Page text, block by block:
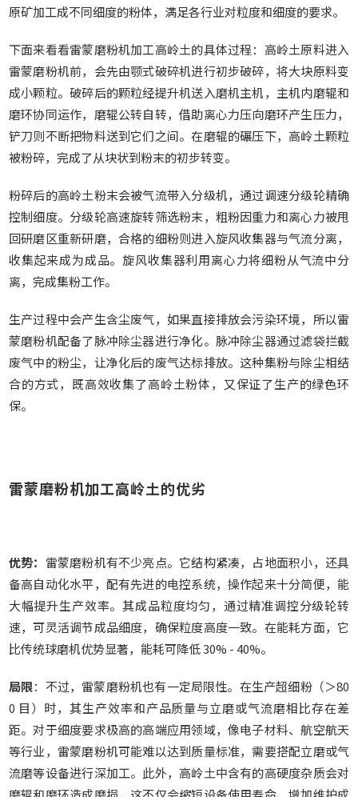
原矿加工成不同细度的粉体，满足各行业对粒度和细度的要求。
下面来看看雷蒙磨粉机加工高岭土的具体过程：高岭土原料进入
雷蒙磨粉机前，会先由颚式破碎机进行初步破碎，将大块原料变
成小颗粒。破碎后的颗粒经提升机送入磨机主机，主机内磨辊和
磨环协同运作，磨辊公转自转，借助离心力压向磨环产生压力，
铲刀则不断把物料送到它们之间。在磨辊的碾压下，高岭土颗粒
被粉碎，完成了从块状到粉末的初步转变。
粉碎后的高岭土粉末会被气流带入分级机，通过调速分级轮精确
控制细度。分级轮高速旋转筛选粉末，粗粉因重力和离心力被甩
回研磨区重新研磨，合格的细粉则进入旋风收集器与气流分离，
收集起来成为成品。旋风收集器利用离心力将细粉从气流中分
离，完成集粉工作。
生产过程中会产生含尘废气，如果直接排放会污染环境，所以雷
蒙磨粉机配备了脉冲除尘器进行净化。脉冲除尘器通过滤袋拦截
废气中的粉尘，让净化后的废气达标排放。这种集粉与除尘相结
合的方式，既高效收集了高岭土粉体，又保证了生产的绿色环
保。
雷蒙磨粉机加工高岭土的优劣
优势： 雷蒙磨粉机有不少亮点。它结构紧凑，占地面积小，还具
备高自动化水平，配有先进的电控系统，操作起来十分简便，能
大幅提升生产效率。其成品粒度均匀，通过精准调控分级轮转
速，可灵活调节成品细度，确保粒度高度一致。在能耗方面，它
比传统球磨机优势显著，能耗可降低 30% - 40%。
局限：不过，雷蒙磨粉机也有一定局限性。在生产超细粉（＞80
0 目）时，其生产效率和产品质量与立磨或气流磨相比存在差
距。对于细度要求极高的高端应用领域，像电子材料、航空航天
等行业，雷蒙磨粉机可能难以达到质量标准，需要搭配立磨或气
流磨等设备进行深加工。此外，高岭土中含有的高硬度杂质会对